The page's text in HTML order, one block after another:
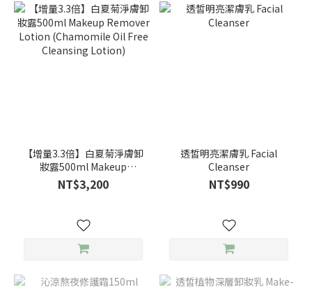
【增量3.3倍】白夏菊淨膚卸
妝露500ml Makeup
Remover Lotion
(Chamomile Oil Free
NT$3,200
透皙明亮潔膚乳 Facial
Cleanser
NT$990